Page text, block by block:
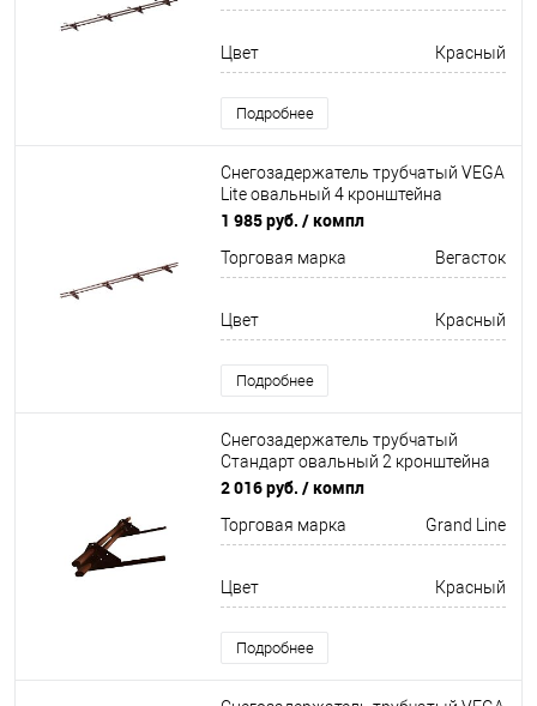
Цвет Красный
Подробнее
Снегозадержатель трубчатый VEGA
Lite овальный 4 кронштейна
Неоцинков+порошковый окрас
1 985 руб. / компл
Торговая марка Вегасток
Цвет Красный
Подробнее
Снегозадержатель трубчатый
Стандарт овальный 2 кронштейна
Оцинков+порошковый окрас
2 016 руб. / компл
Торговая марка Grand Line
Цвет Красный
Подробнее